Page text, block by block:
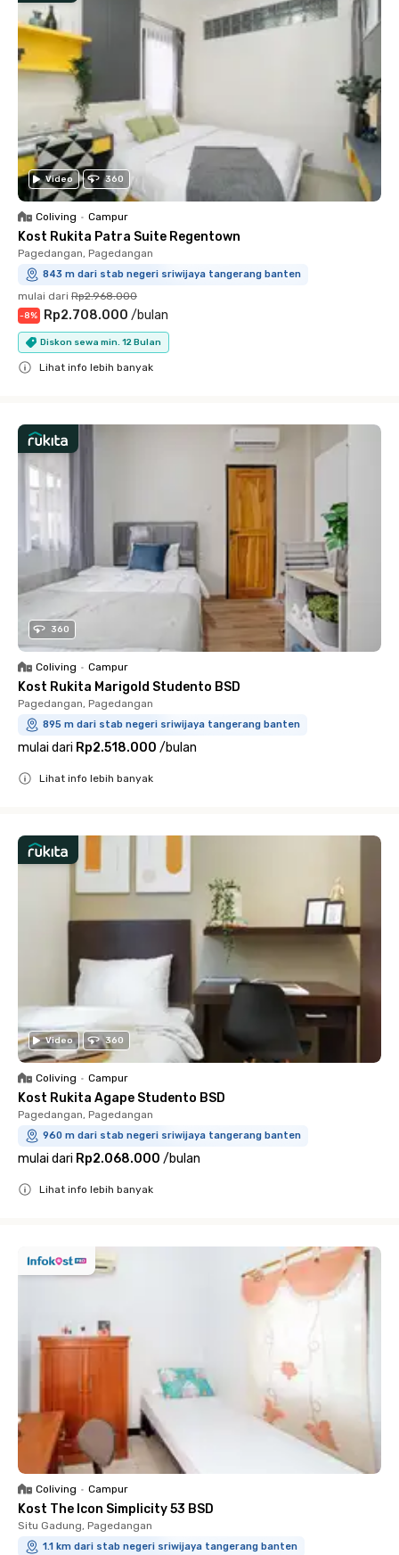
Video 360
Coliving • Campur
Kost Rukita Patra Suite Regentown
Pagedangan, Pagedangan
843 m dari stab negeri sriwijaya tangerang banten
mulai dari Rp2.968.000
-8% Rp2.708.000 /bulan
Diskon sewa min. 12 Bulan
Lihat info lebih banyak
360
Coliving • Campur
Kost Rukita Marigold Studento BSD
Pagedangan, Pagedangan
895 m dari stab negeri sriwijaya tangerang banten
mulai dari Rp2.518.000 /bulan
Lihat info lebih banyak
Video 360
Coliving • Campur
Kost Rukita Agape Studento BSD
Pagedangan, Pagedangan
960 m dari stab negeri sriwijaya tangerang banten
mulai dari Rp2.068.000 /bulan
Lihat info lebih banyak
Coliving • Campur
Kost The Icon Simplicity 53 BSD
Situ Gadung, Pagedangan
1.1 km dari stab negeri sriwijaya tangerang banten